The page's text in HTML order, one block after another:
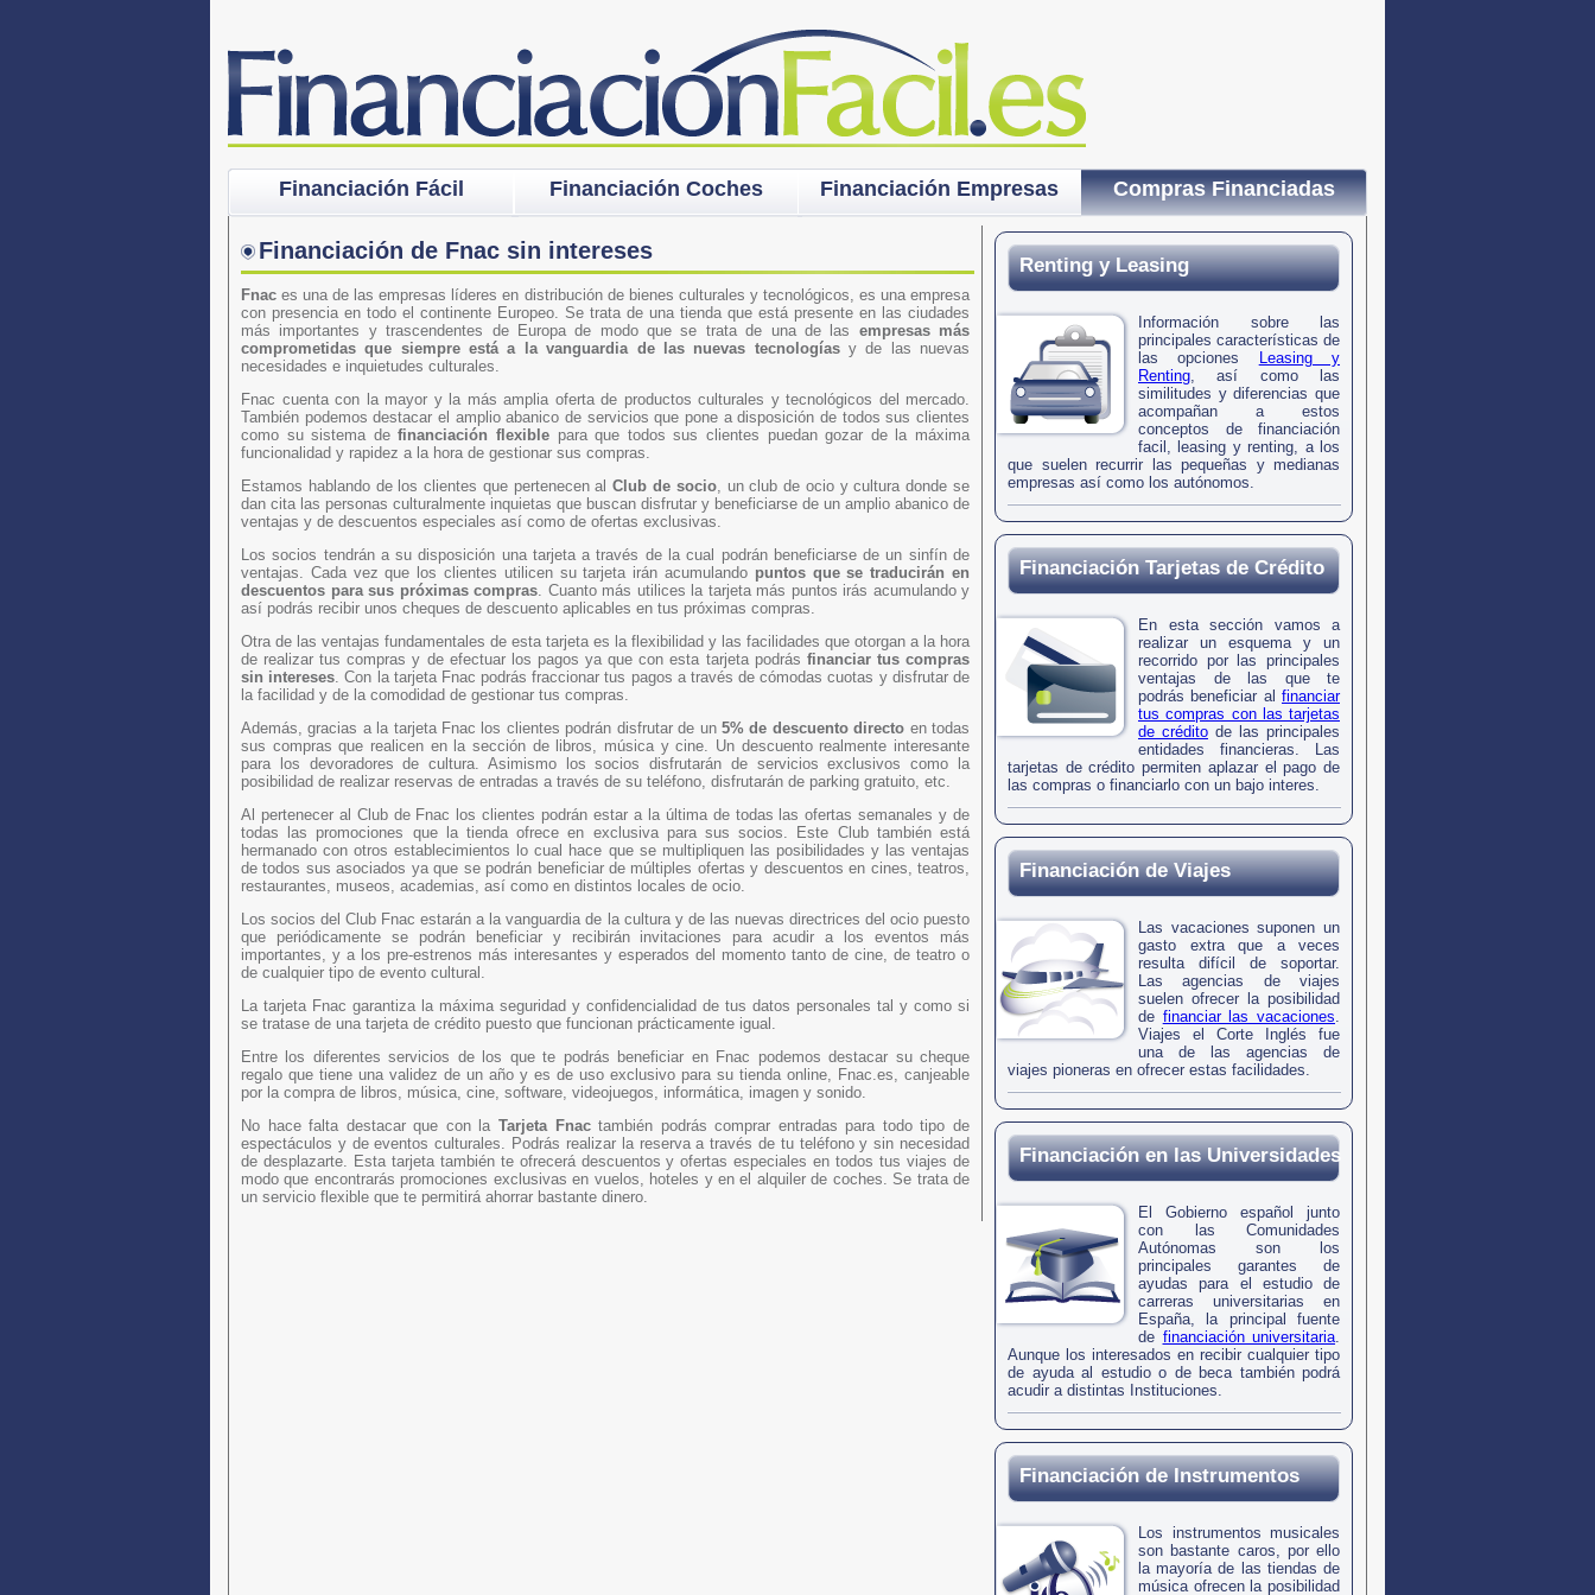
Financiación Fácil Financiación Coches Financiación Empresas Compras Financiadas
Financiación de Fnac sin intereses
Fnac es una de las empresas líderes en distribución de bienes culturales y tecnológicos, es una empresa
con presencia en todo el continente Europeo. Se trata de una tienda que está presente en las ciudades
más importantes y trascendentes de Europa de modo que se trata de una de las empresas más
comprometidas que siempre está a la vanguardia de las nuevas tecnologíasy de las nuevas
necesidades e inquietudes culturales.
Fnac cuenta con la mayor y la más amplia oferta de productos culturales y tecnológicos del mercado.
También podemos destacar el amplio abanico de servicios que pone a disposición de todos sus clientes
como su sistema definanciación flexible para que todos sus clientes puedan gozar de la máxima
funcionalidad y rapidez a la hora de gestionar sus compras.
Estamos hablando de los clientes que pertenecen alClub de socio, un club de ocio y cultura donde se
dan cita las personas culturalmente inquietas que buscan disfrutar y beneficiarse de un amplio abanico de
ventajas y de descuentos especiales así como de ofertas exclusivas.
Los socios tendrán a su disposición una tarjeta a través de la cual podrán beneficiarse de un sinfín de
ventajas. Cada vez que los clientes utilicen su tarjeta irán acumulando puntos que se traducirán en
descuentos para sus próximas compras. Cuanto más utilices la tarjeta más puntos irás acumulando y
así podrás recibir unos cheques de descuento aplicables en tus próximas compras.
Otra de las ventajas fundamentales de esta tarjeta es la flexibilidad y las facilidades que otorgan a la hora
de realizar tus compras y de efectuar los pagos ya que con esta tarjeta podrás financiar tus compras
sin intereses. Con la tarjeta Fnac podrás fraccionar tus pagos a través de cómodas cuotas y disfrutar de
la facilidad y de la comodidad de gestionar tus compras.
Además, gracias a la tarjeta Fnac los clientes podrán disfrutar de un 5% de descuento directo en todas
sus compras que realicen en la sección de libros, música y cine. Un descuento realmente interesante
para los devoradores de cultura. Asimismo los socios disfrutarán de servicios exclusivos como la
posibilidad de realizar reservas de entradas a través de su teléfono, disfrutarán de parking gratuito, etc.
Al pertenecer al Club de Fnac los clientes podrán estar a la última de todas las ofertas semanales y de
todas las promociones que la tienda ofrece en exclusiva para sus socios. Este Club también está
hermanado con otros establecimientos lo cual hace que se multipliquen las posibilidades y las ventajas
de todos sus asociados ya que se podrán beneficiar de múltiples ofertas y descuentos en cines, teatros,
restaurantes, museos, academias, así como en distintos locales de ocio.
Los socios del Club Fnac estarán a la vanguardia de la cultura y de las nuevas directrices del ocio puesto
que periódicamente se podrán beneficiar y recibirán invitaciones para acudir a los eventos más
importantes, y a los pre-estrenos más interesantes y esperados del momento tanto de cine, de teatro o
de cualquier tipo de evento cultural.
La tarjeta Fnac garantiza la máxima seguridad y confidencialidad de tus datos personales tal y como si
se tratase de una tarjeta de crédito puesto que funcionan prácticamente igual.
Entre los diferentes servicios de los que te podrás beneficiar en Fnac podemos destacar su cheque
regalo que tiene una validez de un año y es de uso exclusivo para su tienda online, Fnac.es, canjeable
por la compra de libros, música, cine, software, videojuegos, informática, imagen y sonido.
No hace falta destacar que con la Tarjeta Fnactambién podrás comprar entradas para todo tipo de
espectáculos y de eventos culturales. Podrás realizar la reserva a través de tu teléfono y sin necesidad
de desplazarte. Esta tarjeta también te ofrecerá descuentos y ofertas especiales en todos tus viajes de
modo que encontrarás promociones exclusivas en vuelos, hoteles y en el alquiler de coches. Se trata de
un servicio flexible que te permitirá ahorrar bastante dinero.
Renting y Leasing
Información sobre las
principales características de
las opciones
Leasing y
Renting, así como las
similitudes y diferencias que
acompañan a estos
conceptos de financiación
facil, leasing y renting, a los
que suelen recurrir las pequeñas y medianas
empresas así como los autónomos.
Financiación Tarjetas de Crédito
En esta sección vamos a
realizar un esquema y un
recorrido por las principales
ventajas de las que te
podrás beneficiar al financiar
tus compras con las tarjetas
de crédito de las principales
entidades financieras. Las
tarjetas de crédito permiten aplazar el pago de
las compras o financiarlo con un bajo interes.
Financiación de Viajes
Las vacaciones suponen un
gasto extra que a veces
resulta difícil de soportar.
Las agencias de viajes
suelen ofrecer la posibilidad
de financiar las vacaciones.
Viajes el Corte Inglés fue
una de las agencias de
viajes pioneras en ofrecer estas facilidades.
Financiación en las Universidades
El Gobierno español junto
con las Comunidades
Autónomas son los
principales garantes de
ayudas para el estudio de
carreras universitarias en
España, la principal fuente
de financiación universitaria.
Aunque los interesados en recibir cualquier tipo
de ayuda al estudio o de beca también podrá
acudir a distintas Instituciones.
Financiación de Instrumentos
Los instrumentos musicales
son bastante caros, por ello
la mayoría de las tiendas de
música ofrecen la posibilidad